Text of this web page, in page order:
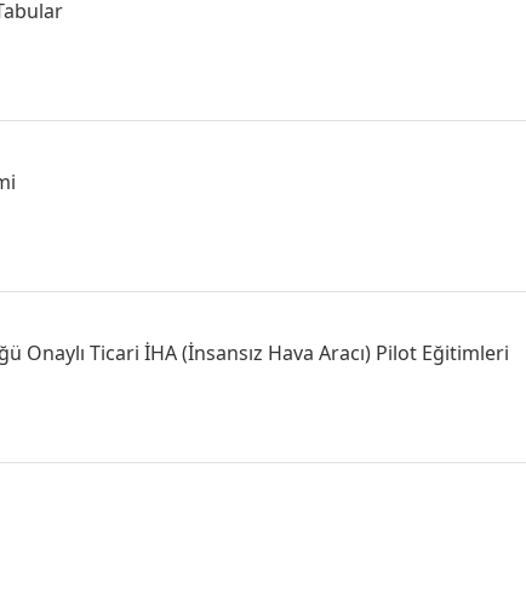
Onaylı Ticari İHA (İnsansız Hava Aracı) Pilot Eğitimleri